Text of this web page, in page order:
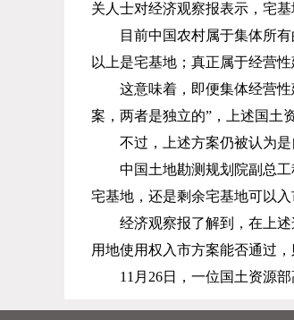
关人士对经济观察报表示，宅
目前中国农村属于集体所
以上是宅基地；真正属于经营
这意味着，即便集体经营
案，两者是独立的”，上述国土
不过，上述方案仍被认为是
中国土地勘测规划院副总
宅基地，还是剩余宅基地可以
经济观察报了解到，在上
用地使用权入市方案能否通过
11 月 26日，一位国土资源